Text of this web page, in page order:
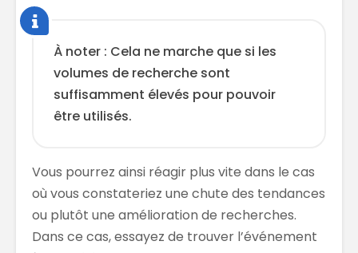
À noter : Cela ne marche que si les
volumes de recherche sont
suffisamment élevés pour pouvoir
être utilisés.
Vous pourrez ainsi réagir plus vite dans le cas
où vous constateriez une chute des tendances
ou plutôt une amélioration de recherches.
Dans ce cas, essayez de trouver l’événement